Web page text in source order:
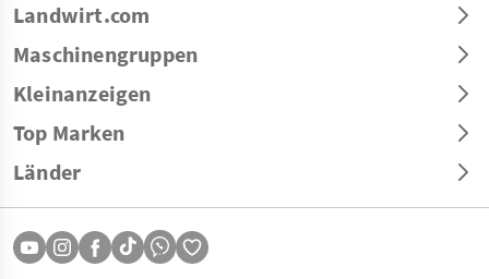
Landwirt.com
Maschinengruppen
Kleinanzeigen
Top Marken
Länder